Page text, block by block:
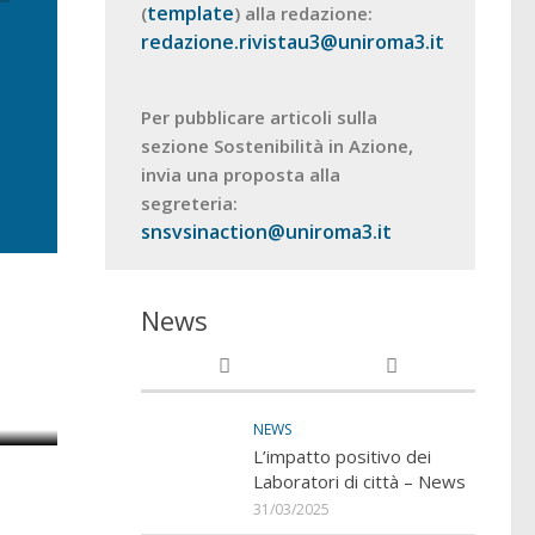
(template) alla redazione:
redazione.rivistau3@uniroma3.it
Per pubblicare articoli sulla
sezione Sostenibilità in Azione,
invia una proposta alla
segreteria:
snsvsinaction@uniroma3.it
News
NEWS
L’impatto positivo dei
Laboratori di città – News
31/03/2025